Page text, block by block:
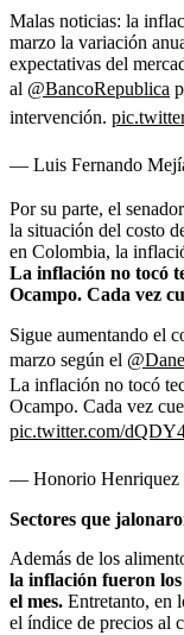
Malas noticias: la
marzo la variación
expectativas del
al @BancoRepublica
intervención.
— Luis Fernando
Por su parte, el
la situación del costo
en Colombia, la
La inflación no tocó
Ocampo. Cada vez
Sigue aumentando el
marzo según el
La inflación no tocó
Ocampo. Cada vez
pic.twitter.com/
— Honorio Henriquez
Sectores que
Además de los
la inflación fueron los
el mes. Entretanto, en
el índice de precios al